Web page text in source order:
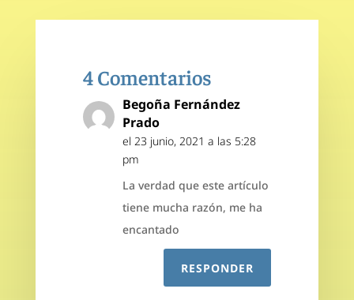
4 Comentarios
Begoña Fernández
Prado
el 23 junio, 2021 a las 5:28
pm
La verdad que este artículo
tiene mucha razón, me ha
encantado
RESPONDER